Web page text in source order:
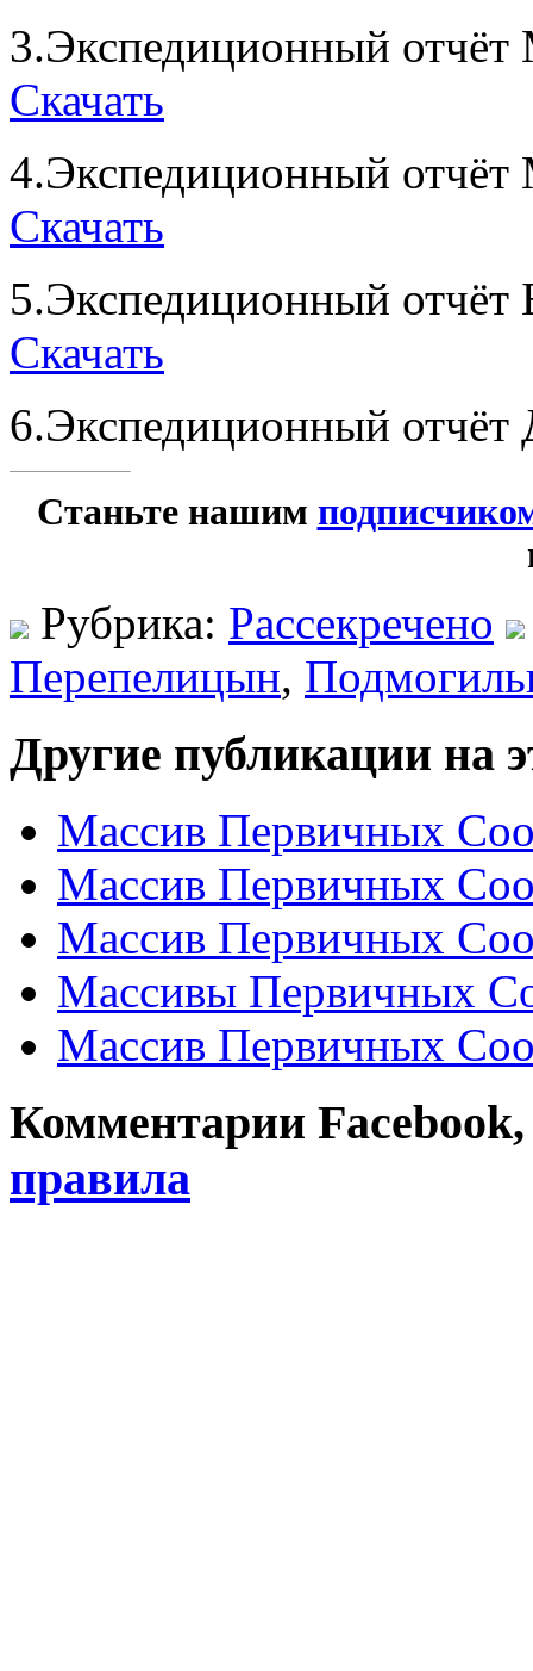
3.Экспедиционный
Скачать
4.Экспедиционный
Скачать
5.Экспедиционный
Скачать
6.Экспедиционный
Станьте нашим
Рубрика: Рассекречено
Перепелицын,
Другие публикации на
Массив Первичных
Массив Первичных
Массив Первичных
Массивы Первичных
Массив Первичных
Комментарии
правила